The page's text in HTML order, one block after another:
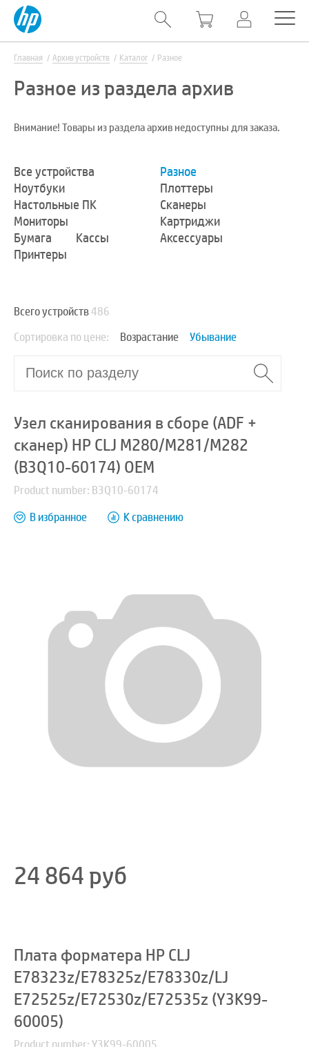
Главная Архив устройств Каталог Разное
Разное из раздела архив
Внимание! Товары из раздела архив недоступны для заказа.
Все устройства
Ноутбуки
Настольные ПК
Мониторы
Бумага
Кассы
Принтеры
Разное
Плоттеры
Сканеры
Картриджи
Аксессуары
Всего устройств486
Сортировка по цене:
Возрастание Убывание
Узел сканирования в сборе (ADF +
сканер) HP CLJ M280/M281/M282
(B3Q10-60174) OEM
Product number: B3Q10-60174
В избранное
К сравнению
24 864руб
Плата форматера HP CLJ
E78323z/E78325z/E78330z/LJ
E72525z/E72530z/E72535z (Y3K99-
60005)